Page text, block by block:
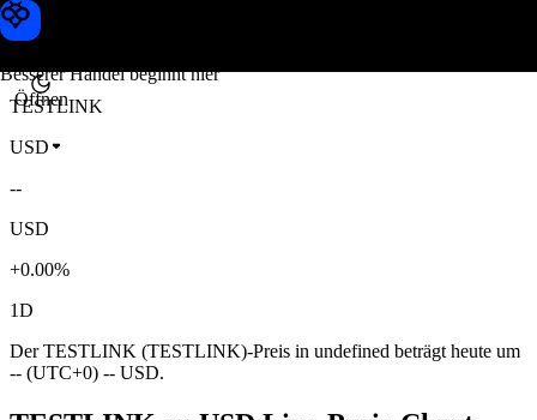
Besserer Handel beginnt hier
Öffnen
TESTLINK Kurs
TESTLINK
USD
--
USD
+0.00%
1D
Der TESTLINK (TESTLINK)-Preis in undefined beträgt heute um
-- (UTC+0) -- USD.